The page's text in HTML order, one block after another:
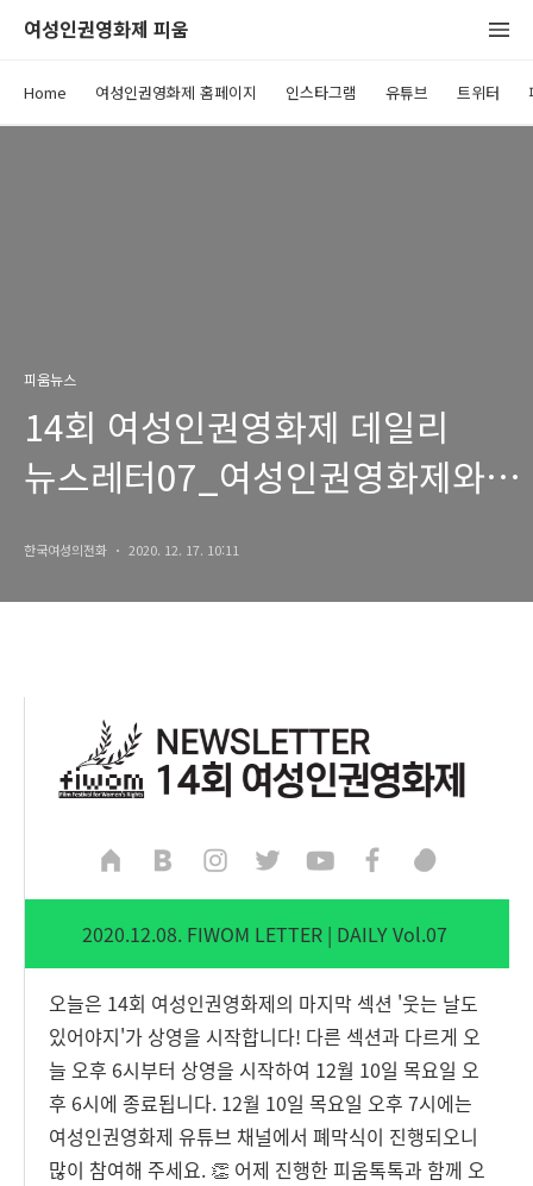
여성인권영화제 피움
Home 여성인권영화제 홈페이지 인스타그램 유튜브 트위터
피움뉴스
14회 여성인권영화제 데일리
뉴스레터07_여성인권영화제와
한국여성의전화 2020. 12. 17. 10:11
2020.12.08. FIWOM LETTER | DAILY Vol.07
오늘은 14회 여성인권영화제의 마지막 섹션 '웃는 날도
있어야지'가 상영을 시작합니다! 다른 섹션과 다르게 오
늘 오후 6시부터 상영을 시작하여 12월 10일 목요일 오
후 6시에 종료됩니다. 12월 10일 목요일 오후 7시에는
여성인권영화제 유튜브 채널에서 폐막식이 진행되오니
많이 참여해 주세요. 👏 어제 진행한 피움톡톡과 함께 오